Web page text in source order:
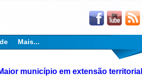
Mais...
município em extensão territorial